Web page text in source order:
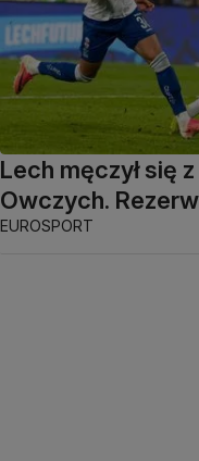
Lech męczył się
Owczych.
EUROSPORT